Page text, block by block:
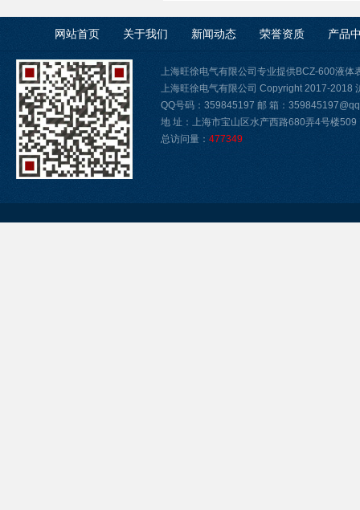
网站首页 关于我们 新闻动态 荣誉资质 产品
上海旺徐电气有限公司专业提供BCZ-600液
上海旺徐电气有限公司 Copyright 2017-2018
QQ号码：359845197 邮 箱：
地 址：上海市宝山区水产西路680弄4号楼509
总访问量： 477349